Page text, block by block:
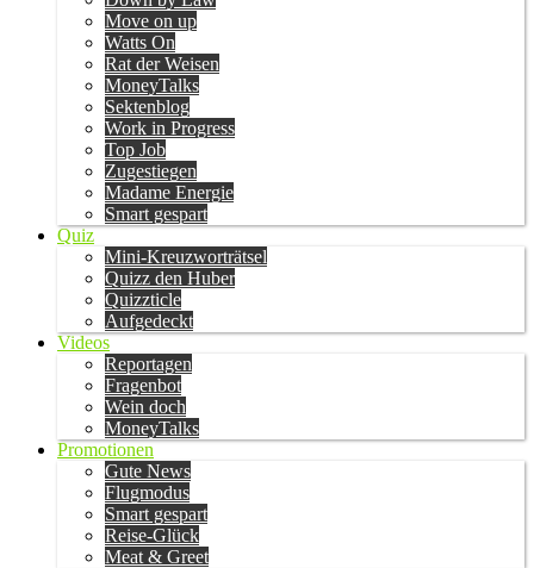
Move on up
Watts On
Rat der Weisen
MoneyTalks
Sektenblog
Work in Progress
Top Job
Zugestiegen
Madame Energie
Smart gespart
Quiz
Mini-Kreuzworträtsel
Quizz den Huber
Quizzticle
Aufgedeckt
Videos
Reportagen
Fragenbot
Wein doch
MoneyTalks
Promotionen
Gute News
Flugmodus
Smart gespart
Reise-Glück
Meat & Greet